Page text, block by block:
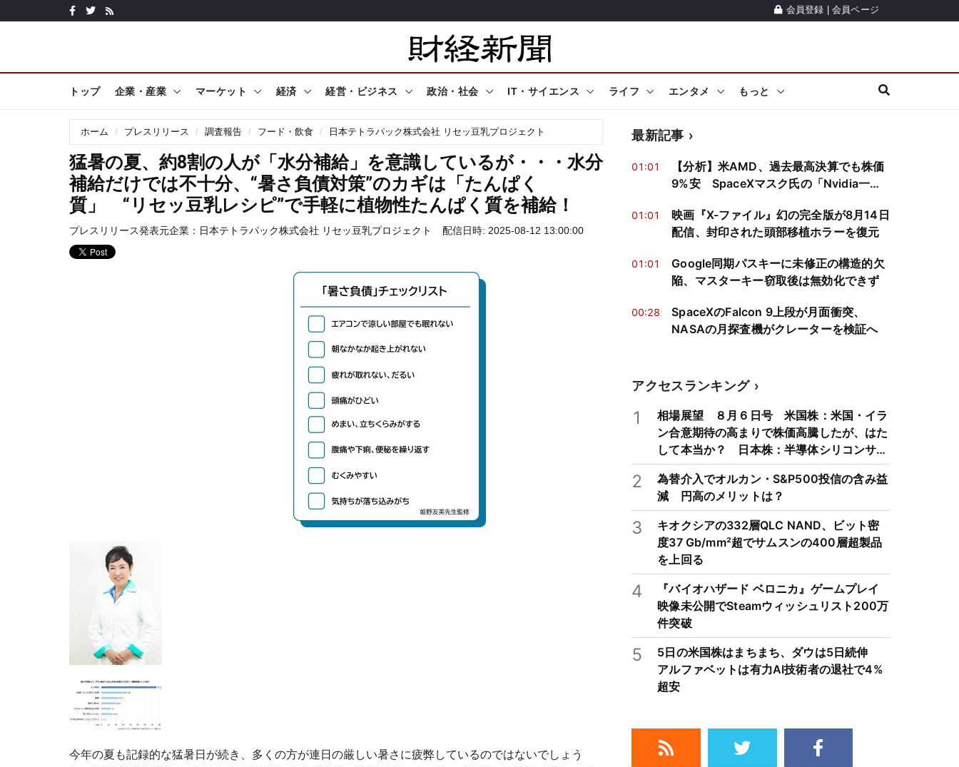
会員登録 会員ページ
トップ 企業・産業 マーケット 経済 経営・ビジネス 政治・社会 IT・サイエンス ライフ エンタメ もっと
ホーム プレスリリース 調査報告 フード・飲食 日本テトラパック株式会社 リセッ豆乳プロジェクト
猛暑の夏、約8割の人が「水分補給」を意識しているが・・・水分
補給だけでは不十分、“暑さ負債対策”のカギは「たんぱく
質」 “リセッ豆乳レシピ”で手軽に植物性たんぱく質を補給！
プレスリリース発表元企業： 日本テトラパック株式会社 リセッ豆乳プロジェクト 配信日時: 2025-08-12 13:00:00
今年の夏も記録的な猛暑日が続き、多くの方が連日の厳しい暑さに疲弊しているのではないでしょう
最新記事
01:01
【分析】米AMD、過去最高決算でも株価
9%安 SpaceXマスク氏の「Nvidia一本
01:01
映画『X-ファイル』幻の完全版が8月14日
配信、封印された頭部移植ホラーを復元
01:01
Google同期パスキーに未修正の構造的欠
陥、マスターキー窃取後は無効化できず
00:28
SpaceXのFalcon 9上段が月面衝突、
NASAの月探査機がクレーターを検証へ
アクセスランキング
1
相場展望 ８月６日号 米国株：米国・イラ
ン合意期待の高まりで株価高騰したが、はた
して本当か？ 日本株：半導体シリコンサイ
クルは3～4年周期で好・不況を繰り返すた
め注意
2
為替介入でオルカン・S&P500投信の含み益
減 円高のメリットは？
3
キオクシアの332層QLC NAND、ビット密
度37 Gb/mm²超でサムスンの400層超製品
を上回る
4
『バイオハザード ベロニカ』ゲームプレイ
映像未公開でSteamウィッシュリスト200万
件突破
5
5日の米国株はまちまち、ダウは5日続伸
アルファベットは有力AI技術者の退社で4%
超安